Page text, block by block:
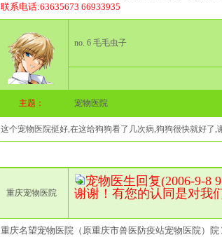
联系电话:63635673 66933935
no. 6 毛毛虫子
主题： 宠物医院
这个宠物医院挺好,在这给狗狗看了几次病,狗狗很快就好了,
重庆宠物医院
宠物医生回复(2006-9-8
谢谢！有您的认同是对我
重庆名望宠物医院（原重庆市兽医防疫站宠物医院）院